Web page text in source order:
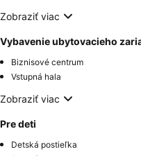
Zobraziť viac
Vybavenie ubytovacieho
Biznisové centrum
Vstupná hala
Zobraziť viac
Pre deti
Detská postieľka